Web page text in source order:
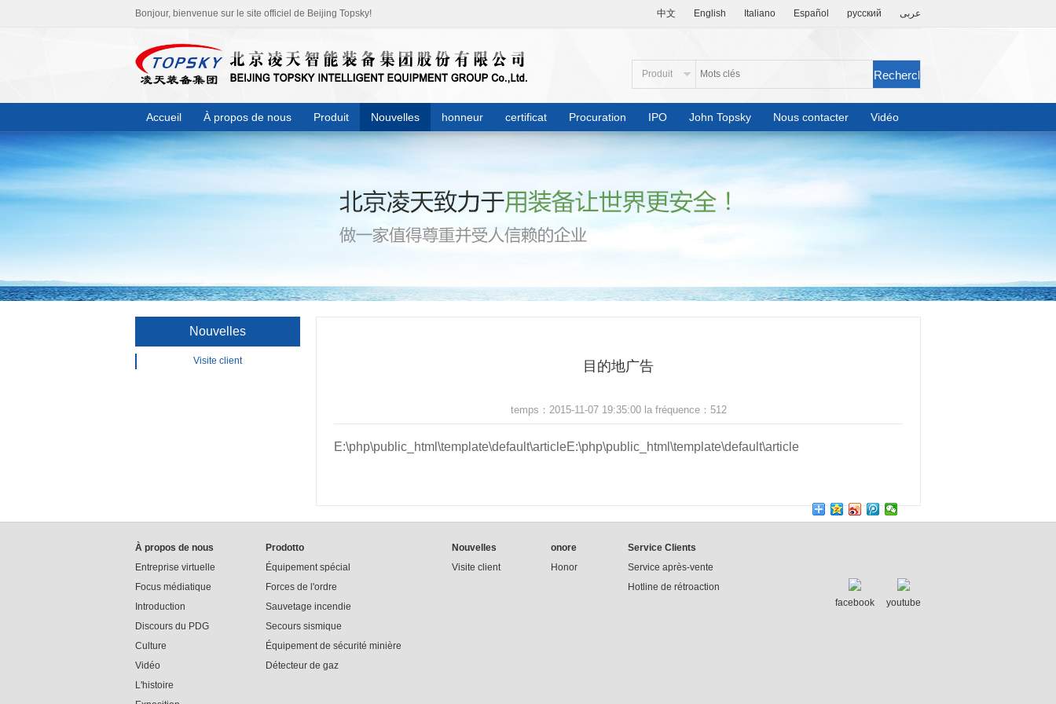
Bonjour, bienvenue sur le site officiel de Beijing Topsky! 中文 English Italiano Español русский عربى
Produit
Accueil À propos de nous Produit Nouvelles honneur certificat Procuration IPO John Topsky Nous contacter Vidéo
Nouvelles
Visite client 目的地广告
temps：2015-11-07 19:35:00 la fréquence： 512
E:\php\public_html\template\default\articleE:\php\public_html\template\default\article
À propos de nous
Entreprise virtuelle
Focus médiatique
Introduction
Discours du PDG
Culture
Vidéo
L'histoire
Prodotto
Équipement spécial
Forces de l'ordre
Sauvetage incendie
Secours sismique
Équipement de sécurité minière
Détecteur de gaz
Nouvelles
Visite client
onore
Honor
Service Clients
Service après-vente
Hotline de rétroaction
facebook
youtube